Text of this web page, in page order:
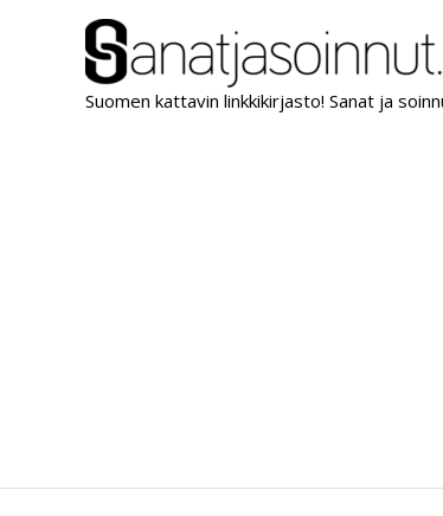
Suomen kattavin linkkikirjasto! Sanat ja